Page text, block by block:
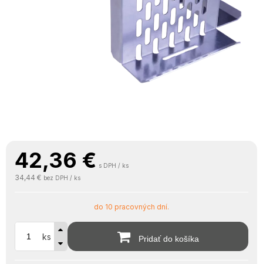
42,36 € s DPH / ks
34,44 € bez DPH / ks
do 10 pracovných dní.
ks Pridať do košíka